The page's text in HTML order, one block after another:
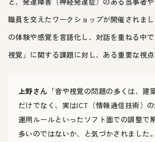
職員を交えたワークショップが開催されま
の体験や感覚を言語化し、対話を重ねる中
視覚」に関する課題に対し、ある重要な視点
上野さん 「音や視覚の問題の多くは、建
だけでなく、実はICT（情報通信技術）
運用ルールといったソフト面での調整で
多いのではないか、と気づかされました。